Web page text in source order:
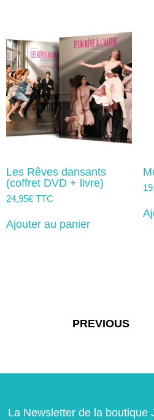
Les Rêves dansants
(coffret DVD + livre)
24,95€ TTC
Ajouter au panier
Navigation
PREVIOUS
La Newsletter de la boutique